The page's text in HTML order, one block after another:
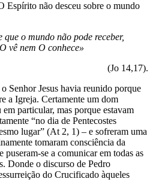
Espírito não desceu sobre o mundo
que o mundo não pode receber,
vê nem O conhece»
(Jo 14,17).
Senhor Jesus havia reunido porque
a Igreja. Certamente um dom
particular, mas porque estavam
“no dia de Pentecostes
lugar” (At 2, 1) – e sofreram uma
tomaram consciência da
puseram-se a comunicar em todas as
Donde o discurso de Pedro
do Crucificado àqueles